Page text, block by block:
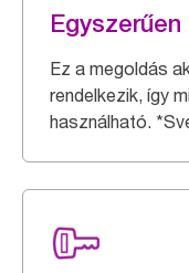
Ez a megoldás
rendelkezik, így
használható.